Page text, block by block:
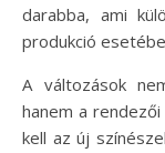
darabba, ami
produkció
A változások
hanem a
kell az új